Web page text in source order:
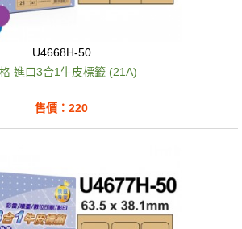
U4668H-50
進口3合1牛皮標籤 (21A)
售價：220